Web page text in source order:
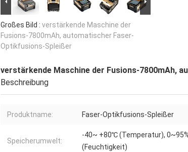
Großes Bild : verstärkende Maschine der
Fusions-7800mAh, automatischer Faser-
Optikfusions-Spleißer
verstärkende Maschine der Fusions-7800mAh,
Beschreibung
Produktname: Faser-Optikfusions-Spleißer
Speicherumwelt:
-40~ +80℃ (Temperatur),
(Feuchtigkeit)